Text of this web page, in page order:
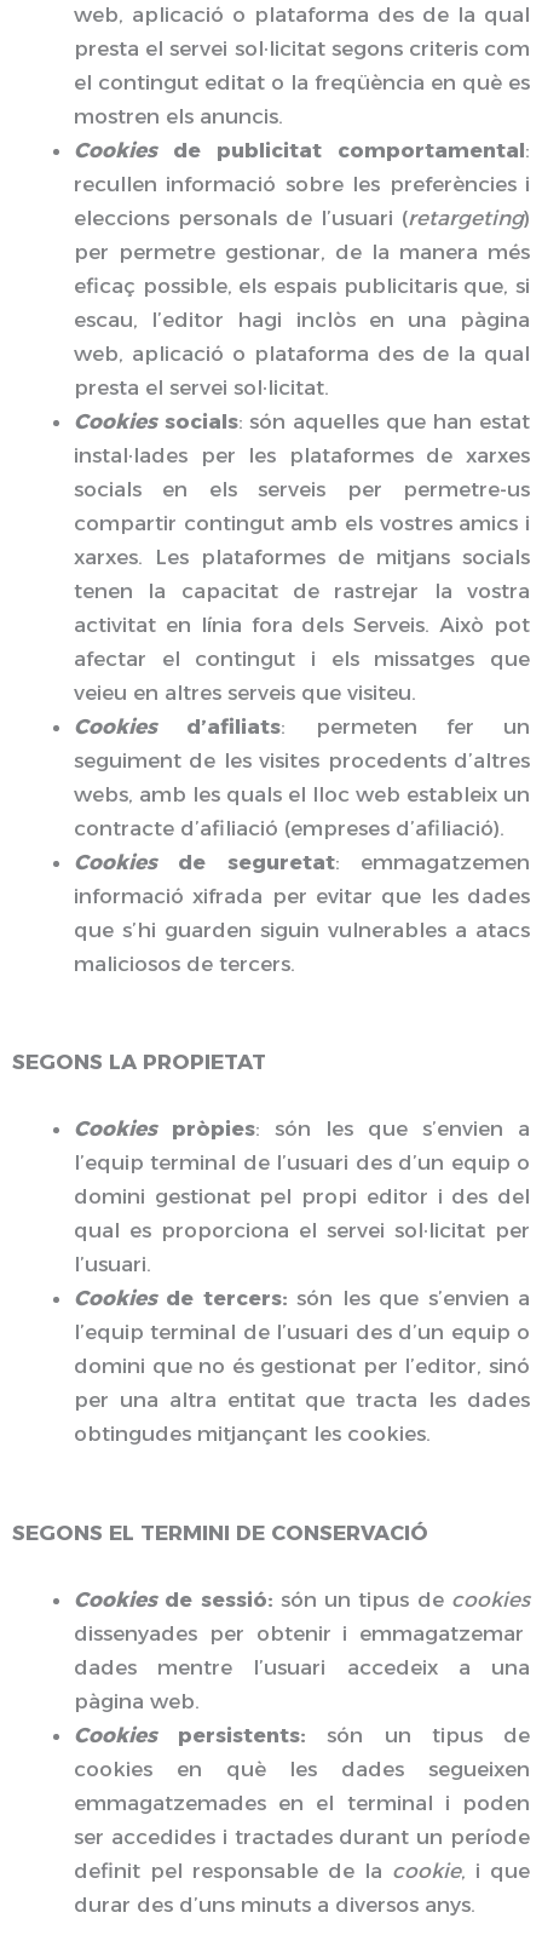
web, aplicació o plataforma des de la qual
presta el servei sol·licitat segons criteris com
el contingut editat o la freqüència en què es
mostren els anuncis.
Cookies de publicitat comportamental:
recullen informació sobre les preferències i
eleccions personals de l’usuari (retargeting)
per permetre gestionar, de la manera més
eficaç possible, els espais publicitaris que, si
escau, l’editor hagi inclòs en una pàgina
web, aplicació o plataforma des de la qual
presta el servei sol·licitat.
Cookies socials: són aquelles que han estat
instal·lades per les plataformes de xarxes
socials en els serveis per permetre-us
compartir contingut amb els vostres amics i
xarxes. Les plataformes de mitjans socials
tenen la capacitat de rastrejar la vostra
activitat en línia fora dels Serveis. Això pot
afectar el contingut i els missatges que
veieu en altres serveis que visiteu.
Cookies d’afiliats: permeten fer un
seguiment de les visites procedents d’altres
webs, amb les quals el lloc web estableix un
contracte d’afiliació (empreses d’afiliació).
Cookies de seguretat: emmagatzemen
informació xifrada per evitar que les dades
que s’hi guarden siguin vulnerables a atacs
maliciosos de tercers.
SEGONS LA PROPIETAT
Cookiespròpies: són les que s’envien a
l’equip terminal de l’usuari des d’un equip o
domini gestionat pel propi editor i des del
qual es proporciona el servei sol·licitat per
l’usuari.
Cookies de tercers: són les que s’envien a
l’equip terminal de l’usuari des d’un equip o
domini que no és gestionat per l’editor, sinó
per una altra entitat que tracta les dades
obtingudes mitjançant les cookies.
SEGONS EL TERMINI DE CONSERVACIÓ
Cookiesde sessió: són un tipus de cookies
dissenyades per obtenir i emmagatzemar
dades mentre l’usuari accedeix a una
pàgina web.
Cookiespersistents: són un tipus de
cookies en què les dades segueixen
emmagatzemades en el terminal i poden
ser accedides i tractades durant un període
definit pel responsable de la cookie, i que
durar des d’uns minuts a diversos anys.